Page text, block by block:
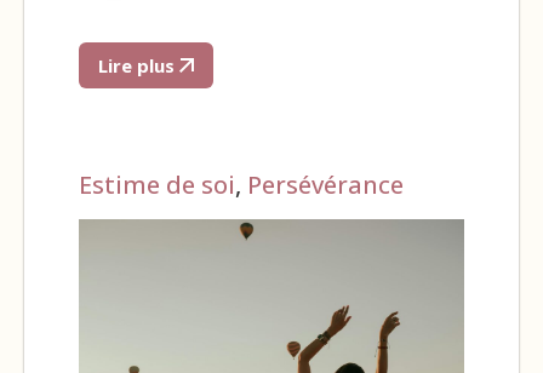
Lire plus
Estime de soi, Persévérance